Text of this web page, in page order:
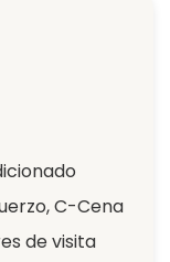
C-Cena
de visita